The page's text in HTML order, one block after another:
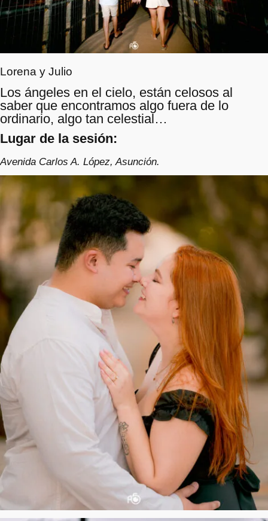
Lorena y Julio
Los ángeles en el cielo, están celosos al
saber que encontramos algo fuera de lo
ordinario, algo tan celestial…
Lugar de la sesión:
Avenida Carlos A. López, Asunción.